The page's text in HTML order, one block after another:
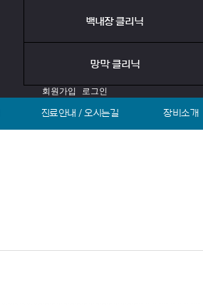
백내장 클리닉
망막 클리닉
회원가입 로그인
진료안내 / 오시는길 장비소개